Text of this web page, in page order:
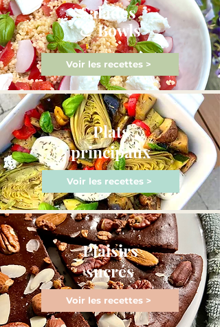
Voir les recettes >
Salades
& Bowls
Plats
principaux
Voir les recettes >
Plaisirs
sucrés
Voir les recettes >